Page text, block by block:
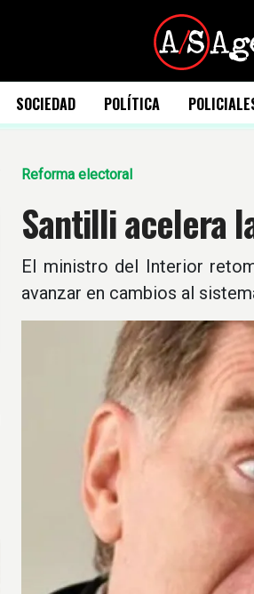
SOCIEDAD POLÍTICA
Reforma electoral
Santilli acelera
El ministro del Interior
avanzar en cambios al